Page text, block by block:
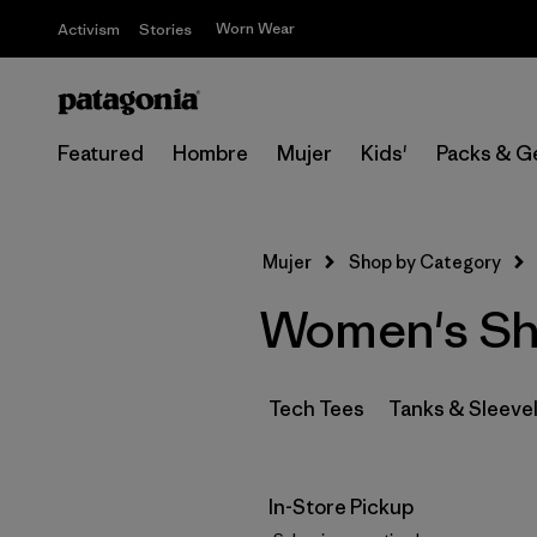
Activism Stories Worn Wear
Featured Hombre Mujer Kids' Packs &
Mujer Shop by Category
Women's
Tech Tees Tanks &
In-Store Pickup